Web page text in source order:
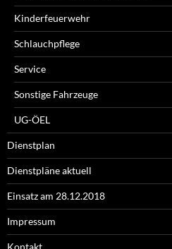
Kinderfeuerwehr
Schlauchpflege
Service
Sonstige Fahrzeuge
UG-ÖEL
Dienstplan
Dienstpläne aktuell
Einsatz am 28.12.2018
Impressum